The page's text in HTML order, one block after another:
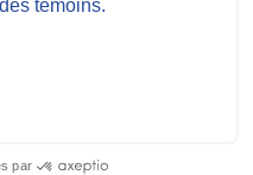
PTT (For use
PMLN6827)